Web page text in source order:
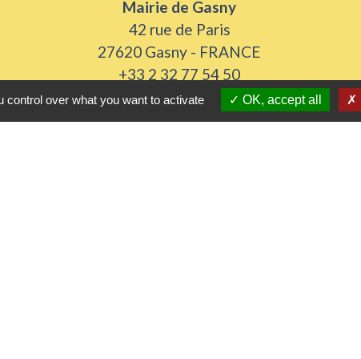
Mairie de Gasny
42 rue de Paris
27620 Gasny - FRANCE
+33 2 32 77 54 50
Contact par formulaire
over what you want to activate OK, accept all